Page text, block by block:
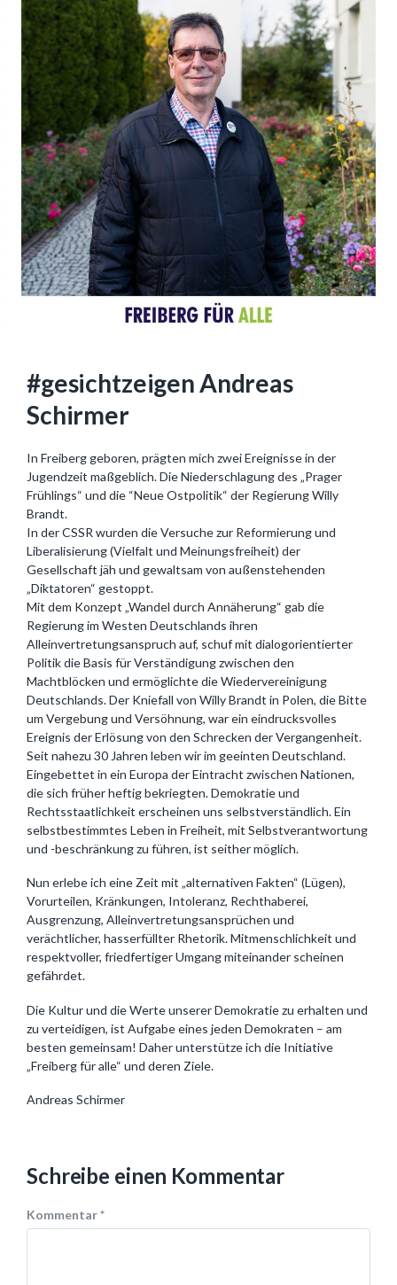
#gesichtzeigen Andreas
Schirmer
In Freiberg geboren, prägten mich zwei Ereignisse in der
Jugendzeit maßgeblich. Die Niederschlagung des „Prager
Frühlings“ und die “Neue Ostpolitik“ der Regierung Willy
Brandt.
In der CSSR wurden die Versuche zur Reformierung und
Liberalisierung (Vielfalt und Meinungsfreiheit) der
Gesellschaft jäh und gewaltsam von außenstehenden
„Diktatoren“ gestoppt.
Mit dem Konzept „Wandel durch Annäherung“ gab die
Regierung im Westen Deutschlands ihren
Alleinvertretungsanspruch auf, schuf mit dialogorientierter
Politik die Basis für Verständigung zwischen den
Machtblöcken und ermöglichte die Wiedervereinigung
Deutschlands. Der Kniefall von Willy Brandt in Polen, die Bitte
um Vergebung und Versöhnung, war ein eindrucksvolles
Ereignis der Erlösung von den Schrecken der Vergangenheit.
Seit nahezu 30 Jahren leben wir im geeinten Deutschland.
Eingebettet in ein Europa der Eintracht zwischen Nationen,
die sich früher heftig bekriegten. Demokratie und
Rechtsstaatlichkeit erscheinen uns selbstverständlich. Ein
selbstbestimmtes Leben in Freiheit, mit Selbstverantwortung
und -beschränkung zu führen, ist seither möglich.
Nun erlebe ich eine Zeit mit „alternativen Fakten“ (Lügen),
Vorurteilen, Kränkungen, Intoleranz, Rechthaberei,
Ausgrenzung, Alleinvertretungsansprüchen und
verächtlicher, hasserfüllter Rhetorik. Mitmenschlichkeit und
respektvoller, friedfertiger Umgang miteinander scheinen
gefährdet.
Die Kultur und die Werte unserer Demokratie zu erhalten und
zu verteidigen, ist Aufgabe eines jeden Demokraten – am
besten gemeinsam! Daher unterstütze ich die Initiative
„Freiberg für alle“ und deren Ziele.
Andreas Schirmer
Schreibe einen Kommentar
Kommentar*